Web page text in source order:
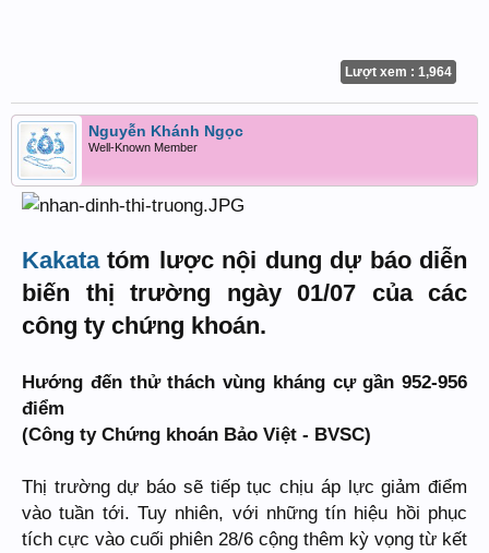
Lượt xem : 1,964
Nguyễn Khánh Ngọc
Well-Known Member
Kakatatóm lược nội dung dự báo diễn
biến thị trường ngày 01/07 của các
công ty chứng khoán.
Hướng đến thử thách vùng kháng cự gần 952-956
điểm
(Công ty Chứng khoán Bảo Việt - BVSC)
Thị trường dự báo sẽ tiếp tục chịu áp lực giảm điểm
vào tuần tới. Tuy nhiên, với những tín hiệu hồi phục
tích cực vào cuối phiên 28/6 cộng thêm kỳ vọng từ kết